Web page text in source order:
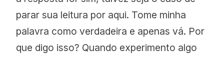
parar sua leitura por aqui. Tome minha
palavra como verdadeira e apenas vá. Por
que digo isso? Quando experimento algo